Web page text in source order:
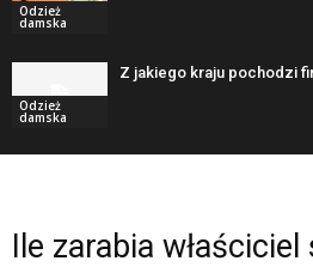
Odzież
damska
Odzież
damska
Z jakiego kraju pochodzi
Ile zarabia właściciel